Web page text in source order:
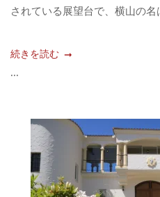
されている展望台で、横山の
続きを読む
...